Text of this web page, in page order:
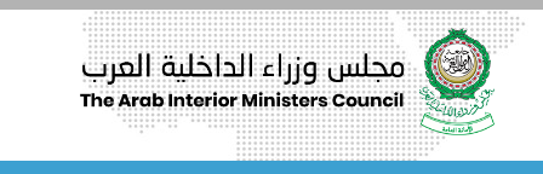
الرئيسية